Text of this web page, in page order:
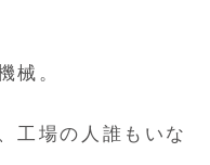
械。
工場の人誰もいな